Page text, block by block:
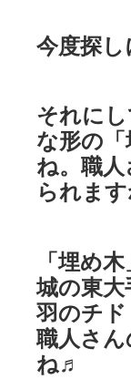
今度探
それに
な形の
ね。職
られます
「埋め
城の東
羽のチ
職人さ
ね♬